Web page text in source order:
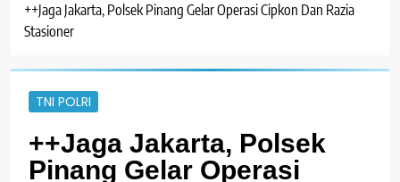
++Jaga Jakarta, Polsek Pinang Gelar Operasi Cipkon Dan Razia
Stasioner
TNI POLRI
++Jaga Jakarta, Polsek
Pinang Gelar Operasi